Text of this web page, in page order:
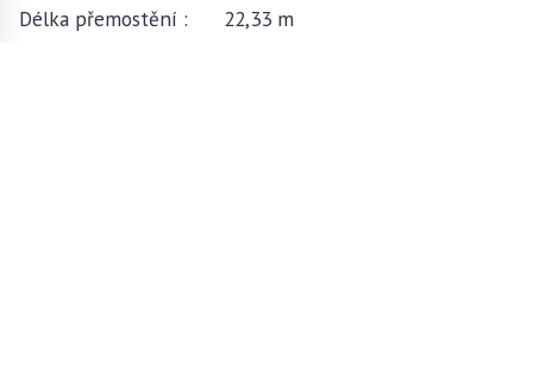
Délka přemostění : 22,33 m